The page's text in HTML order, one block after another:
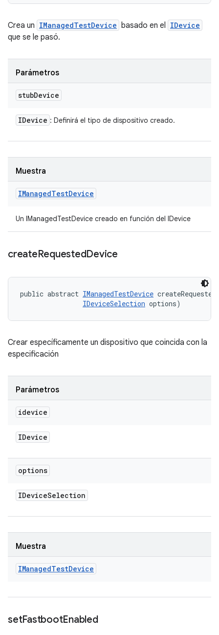
Crea un IManagedTestDevice basado en el IDevice
que se le pasó.
Parámetros
stubDevice
IDevice : Definirá el tipo de dispositivo creado.
Muestra
IManagedTestDevice
Un IManagedTestDevice creado en función del IDevice
createRequestedDevice
public abstract IManagedTestDevice
IDeviceSelection options)
Crear específicamente un dispositivo que coincida con la
especificación
Parámetros
idevice
IDevice
options
IDeviceSelection
Muestra
IManagedTestDevice
setFastbootEnabled